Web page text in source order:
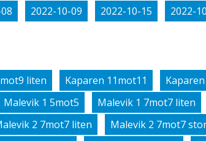
2022-10-09 2022-10-15 2022-
liten Kaparen 11mot11
Malevik 1 5mot5 Malevik 1 7mot7 liten
2 7mot7 liten Malevik 2 7mot7